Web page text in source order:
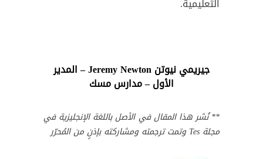
التعليمية.
جيريمي نيوتن Jeremy Newton – المدير
الأول – مدارس مسك
** نُشر هذا المقال في الأصل باللغة الإنجليزية في
مجلة Tes وتمت ترجمته ومشاركته بإذنٍ من المُحرّر